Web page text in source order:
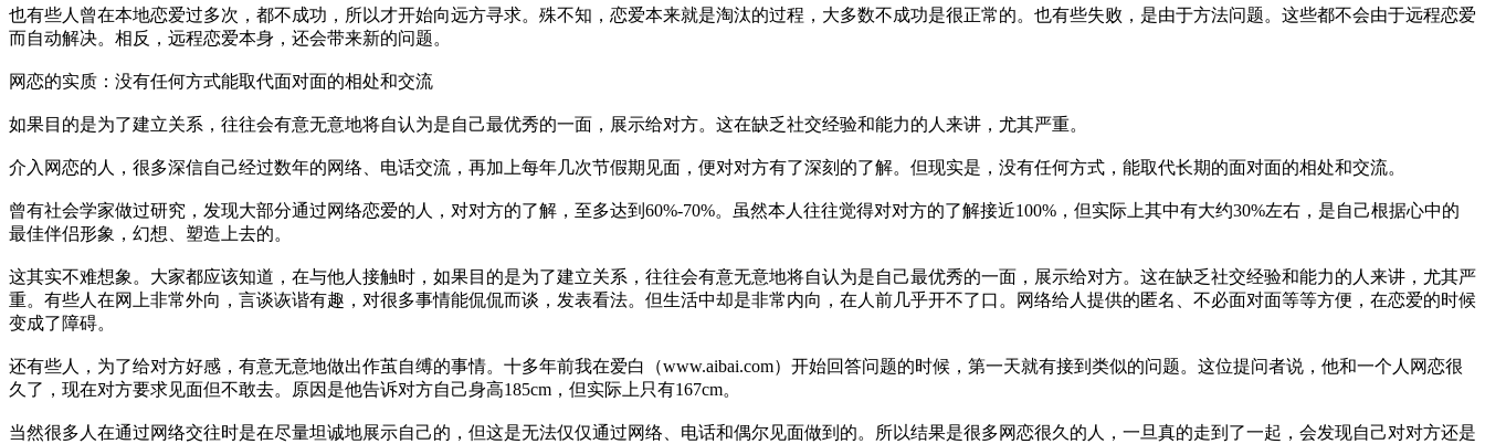
也有些人曾在本地恋爱过多次，都不成功，所以才开始向远方寻求。殊不知，恋爱本来就是淘汰的过程，大多数不成功是很正常的。也有些失败，是由于方法问题。这些都不会由于远程恋爱
而自动解决。相反，远程恋爱本身，还会带来新的问题。
网恋的实质：没有任何方式能取代面对面的相处和交流
如果目的是为了建立关系，往往会有意无意地将自认为是自己最优秀的一面，展示给对方。这在缺乏社交经验和能力的人来讲，尤其严重。
介入网恋的人，很多深信自己经过数年的网络、电话交流，再加上每年几次节假期见面，便对对方有了深刻的了解。但现实是，没有任何方式，能取代长期的面对面的相处和交流。
曾有社会学家做过研究，发现大部分通过网络恋爱的人，对对方的了解，至多达到60%-70%。虽然本人往往觉得对对方的了解接近100%，但实际上其中有大约30%左右，是自己根据心中的
最佳伴侣形象，幻想、塑造上去的。
这其实不难想象。大家都应该知道，在与他人接触时，如果目的是为了建立关系，往往会有意无意地将自认为是自己最优秀的一面，展示给对方。这在缺乏社交经验和能力的人来讲，尤其严
重。有些人在网上非常外向，言谈诙谐有趣，对很多事情能侃侃而谈，发表看法。但生活中却是非常内向，在人前几乎开不了口。网络给人提供的匿名、不必面对面等等方便，在恋爱的时候
变成了障碍。
还有些人，为了给对方好感，有意无意地做出作茧自缚的事情。十多年前我在爱白（www.aibai.com）开始回答问题的时候，第一天就有接到类似的问题。这位提问者说，他和一个人网恋很
久了，现在对方要求见面但不敢去。原因是他告诉对方自己身高185cm，但实际上只有167cm。
当然很多人在通过网络交往时是在尽量坦诚地展示自己的，但这是无法仅仅通过网络、电话和偶尔见面做到的。所以结果是很多网恋很久的人，一旦真的走到了一起，会发现自己对对方还是